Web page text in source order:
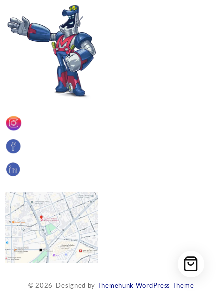
© 2026 Designed by Themehunk WordPress Theme